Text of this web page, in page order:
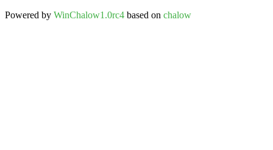
Powered by WinChalow1.0rc4 based on chalow